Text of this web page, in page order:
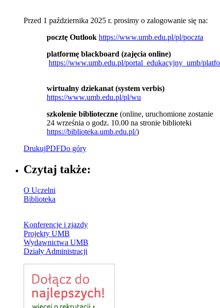
Przed 1 października 2025 r. prosimy o zalogowanie się na:
pocztę Outlook https://www.umb.edu.pl/pl/poczta
platformę blackboard (zajęcia online)
https://www.umb.edu.pl/portal_edukacyjny_umb/
wirtualny dziekanat (system verbis)
https://www.umb.edu.pl/pl/wu
szkolenie biblioteczne(online, uruchomione zostanie
24 września o godz. 10.00 na stronie biblioteki
https://biblioteka.umb.edu.pl/)
DrukujPDFDo góry
Czytaj także:
O Uczelni
Biblioteka
Konferencje i zjazdy
Projekty UMB
Wydawnictwa UMB
Działy Administracji